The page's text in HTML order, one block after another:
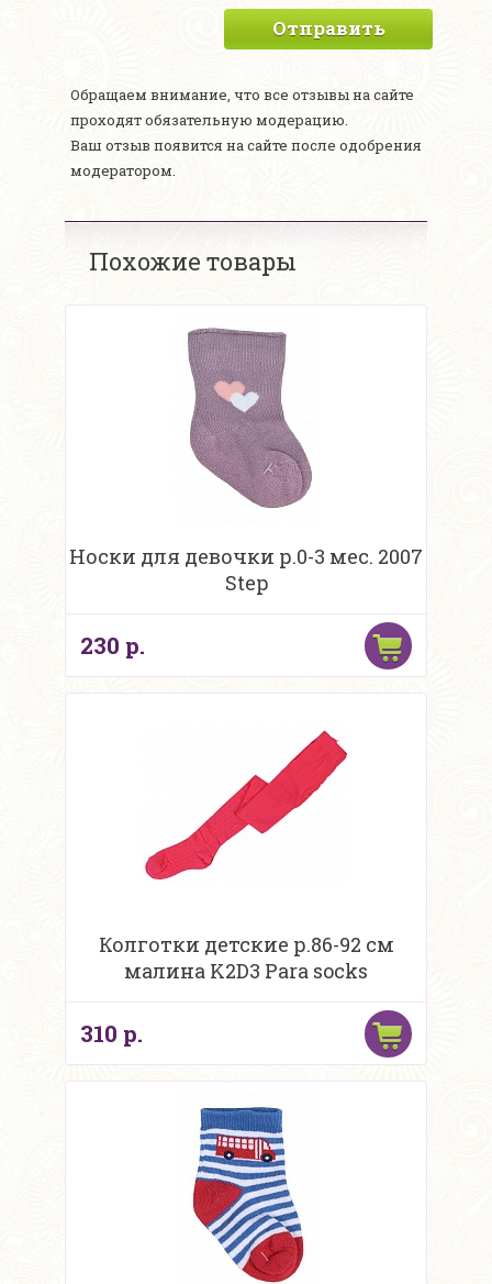
Отправить
Обращаем внимание, что все отзывы на сайте
проходят обязательную модерацию.
Ваш отзыв появится на сайте после одобрения
модератором.
Похожие товары
Носки для девочки р.0-3 мес. 2007
Step
230 р.
Колготки детские р.86-92 см
малина K2D3 Para socks
310 р.